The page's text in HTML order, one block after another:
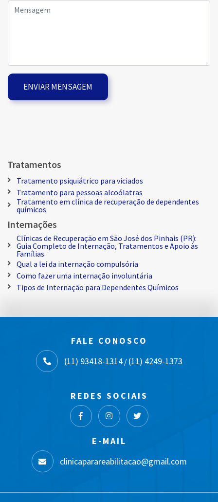
Tratamentos
Tratamento psiquiátrico para viciados
Tratamento para pessoas alcoólatras
Tratamento em clínica de recuperação de dependentes
químicos
Internações
Clínicas de Recuperação em São José dos Pinhais (PR):
Guia Completo de Internação, Tratamentos e Apoio às
Famílias
Qual a lei da internação compulsória
Como fazer uma internação involuntária
Tipos de Internação para Dependentes Químicos
FALE CONOSCO
(11) 93418-1314/ (11) 4249-1373
REDES SOCIAIS
E-MAIL
clinicaparareabilitacao@gmail.com